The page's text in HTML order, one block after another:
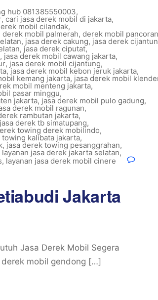
hub 081385550003,
,cari jasa derek mobil di jakarta,
mobil cilandak,
derek mobil palmerah, derek mobil pancoran
, jasa derek cakung, jasa derek
, jasa derek ciputat,
, jasa derek mobil cawang jakarta,
, jasa derek mobil cijantung,
,jasa derek mobil kebon jeruk jakarta,
kemang jakarta, jasa derek mobil
mobil menteng jakarta,
pasar minggu,
jakarta, jasa derek mobil pulo gadung,
derek mobil ragunan,
rambutan jakarta,
jasa derek tb simatupang,
towing derek mobilindo,
towing kalibata jakarta,
, jasa derek towing pesanggrahan,
layanan jasa derek jakarta selatan,
, layanan jasa derek mobil cinere
Jakarta
Jasa Derek Mobil Segera
mobil gendong […]